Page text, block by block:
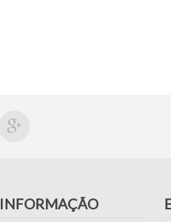
INFORMAÇÃO